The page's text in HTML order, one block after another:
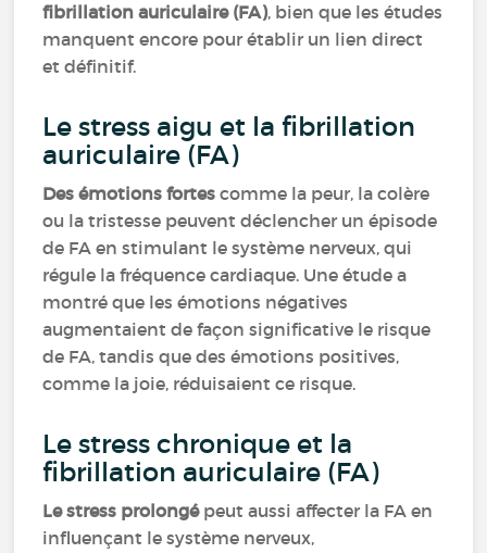
fibrillation auriculaire (FA), bien que les études
manquent encore pour établir un lien direct
et définitif.
Le stress aigu et la fibrillation
auriculaire (FA)
Des émotions fortes comme la peur, la colère
ou la tristesse peuvent déclencher un épisode
de FA en stimulant le système nerveux, qui
régule la fréquence cardiaque. Une étude a
montré que les émotions négatives
augmentaient de façon significative le risque
de FA, tandis que des émotions positives,
comme la joie, réduisaient ce risque.
Le stress chronique et la
fibrillation auriculaire (FA)
Le stress prolongépeut aussi affecter la FA en
influençant le système nerveux,